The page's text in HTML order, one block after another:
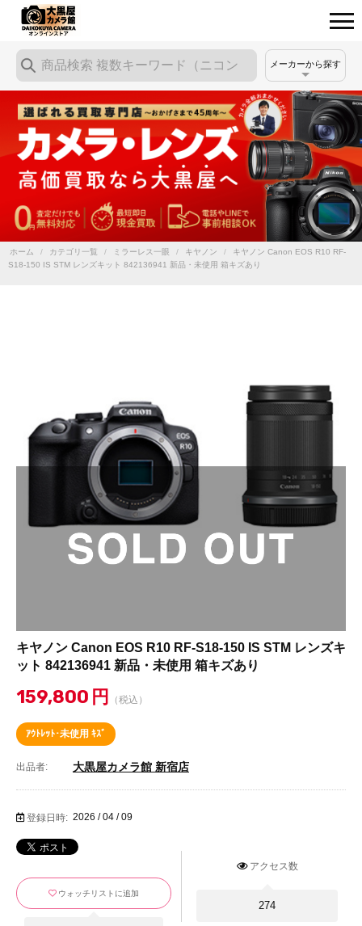
メーカーから探す
ホーム / カテゴリ一覧 / ミラーレス一眼 / キヤノン /
キヤノン Canon EOS R10 RF-
S18-150 IS STM レンズキット 842136941 新品・未使用 箱キズあり
キヤノン Canon EOS R10 RF-S18-150 IS STM レンズキ
ット 842136941 新品・未使用 箱キズあり
159,800 円 （税込）
ｱｳﾄﾚｯﾄ･未使用 ｷｽﾞ
出品者: 大黒屋カメラ館 新宿店
登録日時: 2026 / 04 / 09
アクセス数
274
ウォッチリストに追加